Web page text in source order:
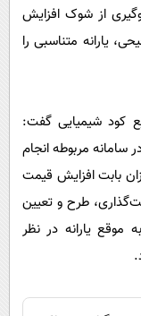
از شوک افزایش
یارانه متناسبی را
کود شیمیایی گفت:
سامانه مربوطه انجام
بابت افزایش قیمت
طرح و تعیین
موقع یارانه در نظر